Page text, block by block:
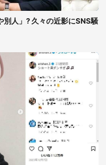
人」? 久々の近影にSNS騒